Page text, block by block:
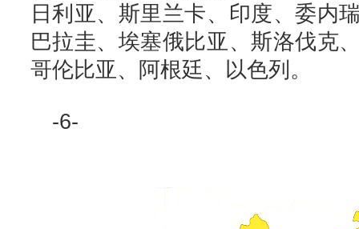
日利亚、斯里兰卡、印度、委内
巴拉圭、埃塞俄比亚、斯洛伐克
哥伦比亚、阿根廷、以色列。
-6-